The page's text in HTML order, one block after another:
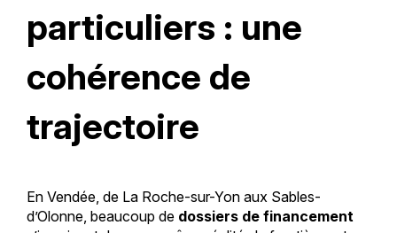
particuliers : une
cohérence de
trajectoire
En Vendée, de La Roche-sur-Yon aux Sables-
d’Olonne, beaucoup de dossiers de financement